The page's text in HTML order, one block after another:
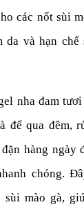
các nốt sùi
da và hạn
nha đam
để qua đêm,
hàng ngày
chóng.
mào gà,